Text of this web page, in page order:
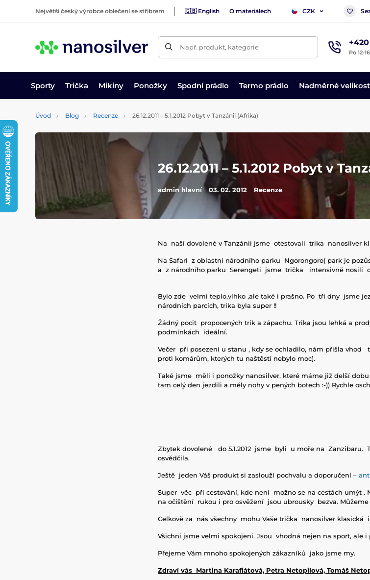
Největší český výrobce oblečení se stříbrem 🇬🇧 English O materiálech CZK
Např. produkt, kategorie
Po 12-
Sporty Trička Mikiny Ponožky Spodní prádlo Termo prádlo Nadměrné
Úvod Blog Recenze 26.12.2011 – 5.1.2012 Pobyt v Tanzánii (Afrika)
26.12.2011 – 5.1.2012 Pobyt v
admin hlavní 03. 02. 2012 Recenze
Na naší dovolené v Tanzánii jsme otestovali trika nanosilver
Na Safari z oblastni národního parku Ngorongoro( park je
a z národního parku Serengeti jsme trička intensivně nosili od
Bylo zde velmi teplo,vlhko ,ale také i prašno. Po tři dny jsme
národních parcích, trika byla super !!
Žádný pocit propocených trik a zápachu. Trika jsou lehká a
podmínkách ideální.
Večer při posezení u stanu , kdy se ochladilo, nám přišla vhod
proti komárům, kterých tu naštěstí nebylo moc).
Také jsme měli i ponožky nanosilver, které máme již delší
tam celý den jezdili a měly nohy v pených botech :-)) Rychle
Zbytek dovolené do 5.1.2012 jsme byli u moře na Zanzibaru.
osvědčila.
Ještě jeden Váš produkt si zaslouží pochvalu a doporučení –
Super věc při cestování, kde není možno se na cestách umýt .
na očištění rukou i pro osvěžení jsou ubrousky bezva.
Celkově za nás všechny mohu Vaše trička nanosilver klasická
Všichni jsme velmi spokojeni. Jsou vhodná nejen na sport, ale i
Přejeme Vám mnoho spokojených zákazníků jako jsme my.
Zdraví vás Martina Karafiátová, Petra Netopilová, Tomáš